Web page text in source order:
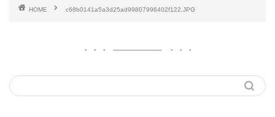
HOME c68b0141a5a3d25ad99807996402f122.JPG